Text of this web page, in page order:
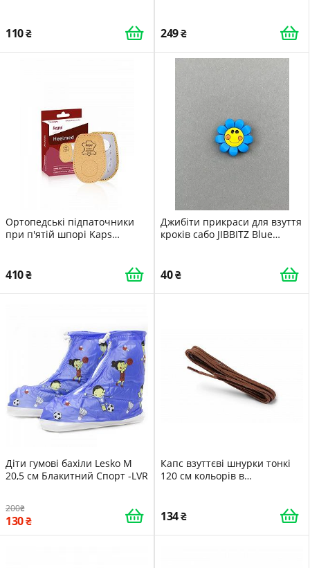
110 249
Ортопедські підпаточники
при п'ятій шпорі Kaps
410
Джибіти прикраси для взуття
кроків сабо JIBBITZ Blue
40
Діти гумові бахіли Lesko M
20,5 см Блакитний Спорт -LVR
200
130
Капс взуттєві шнурки тонкі
120 см кольорів в
134